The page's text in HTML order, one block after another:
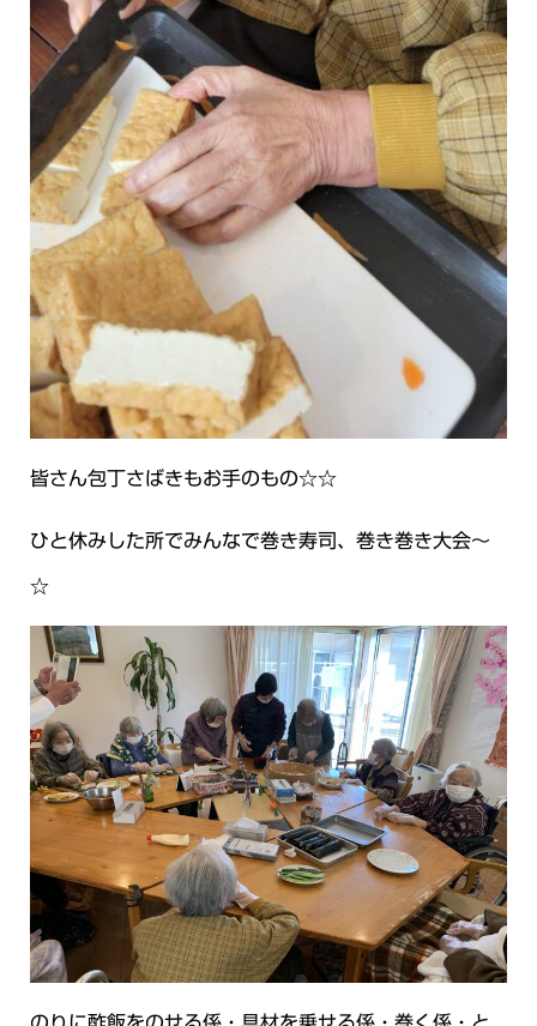
皆さん包丁さばきもお手のもの☆☆
ひと休みした所でみんなで巻き寿司、巻き巻き大会～
☆